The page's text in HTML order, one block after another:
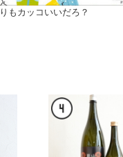
もカッコいいだろ？